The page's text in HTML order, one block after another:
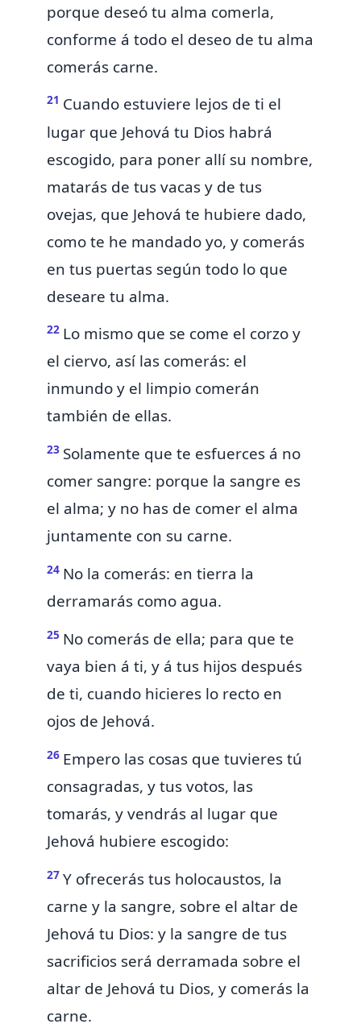
porque deseó tu alma comerla,
conforme á todo el deseo de tu alma
comerás carne.
21 Cuando estuviere lejos de ti el
lugar que Jehová tu Dios habrá
escogido, para poner allí su nombre,
matarás de tus vacas y de tus
ovejas, que Jehová te hubiere dado,
como te he mandado yo, y comerás
en tus puertas según todo lo que
deseare tu alma.
22 Lo mismo que se come el corzo y
el ciervo, así las comerás: el
inmundo y el limpio comerán
también de ellas.
23 Solamente que te esfuerces á no
comer sangre: porque la sangre es
el alma; y no has de comer el alma
juntamente con su carne.
24 No la comerás: en tierra la
derramarás como agua.
25 No comerás de ella; para que te
vaya bien á ti, y á tus hijos después
de ti, cuando hicieres lo recto en
ojos de Jehová.
26 Empero las cosas que tuvieres tú
consagradas, ytus votos, las
tomarás, y vendrás al lugar que
Jehová hubiere escogido:
27 Y ofrecerás tus holocaustos, la
carne y la sangre, sobre el altar de
Jehová tu Dios: y la sangre de tus
sacrificios será derramada sobre el
altar de Jehová tu Dios, y comerás la
carne.